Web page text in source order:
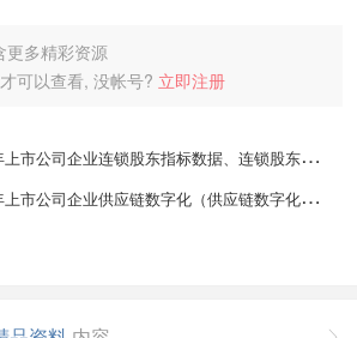
更多精彩资源
才可以查看, 没帐号? 立即注册
市公司企业连锁股东指标数据、连锁股东持股比例
市公司企业供应链数字化（供应链数字化文本法）